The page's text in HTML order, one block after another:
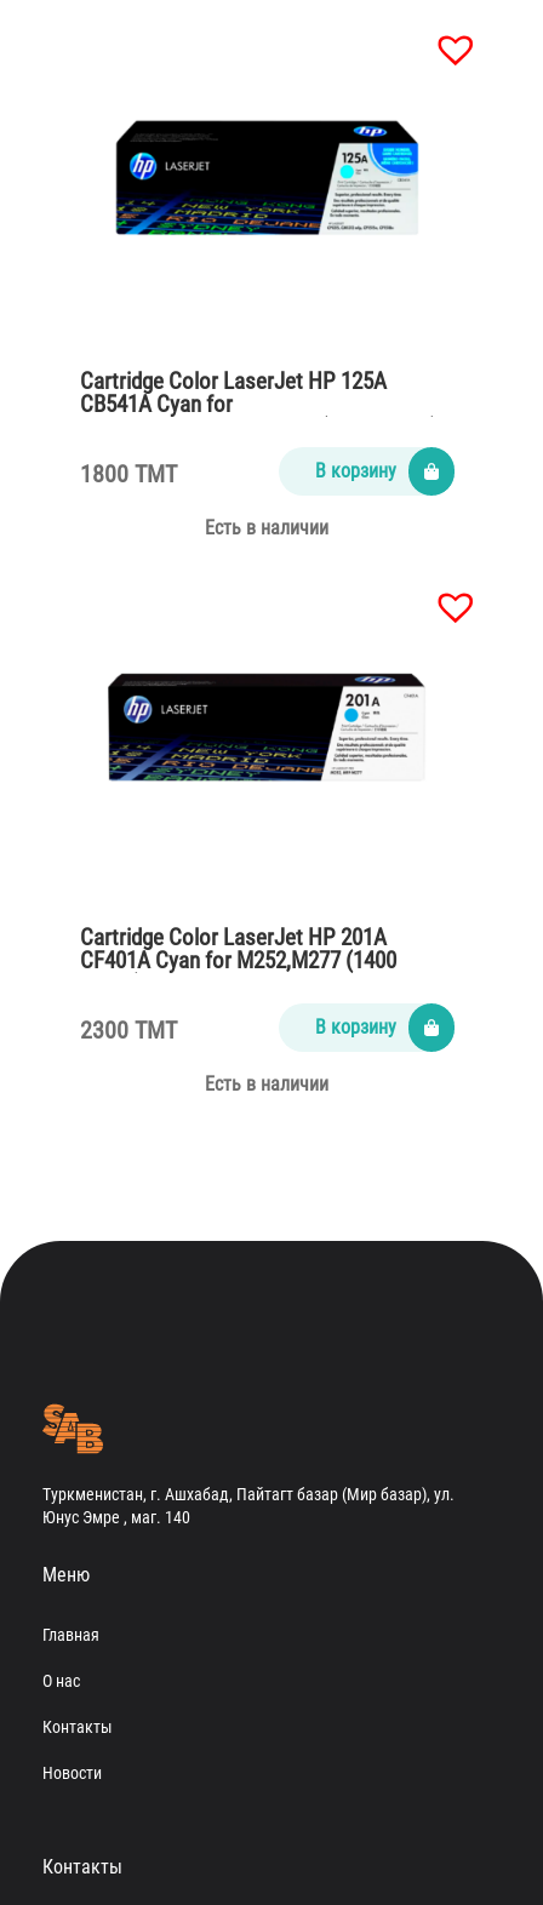
Cartridge Color LaserJet HP 125A
CB541A Cyan for
1800 TMT В корзину
Есть в наличии
Cartridge Color LaserJet HP 201A
CF401A Cyan for M252,M277 (1400
2300 TMT В корзину
Есть в наличии
Туркменистан, г. Ашхабад, Пайтагт базар (Мир базар), ул.
Юнус Эмре , маг. 140
Меню
Главная
О нас
Контакты
Новости
Контакты